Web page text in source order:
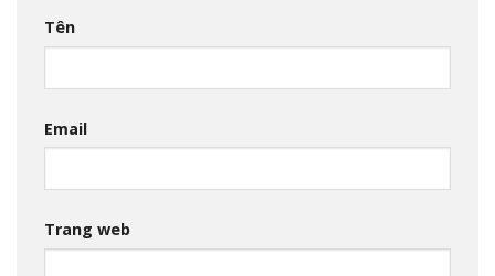
Tên
Email
Trang web